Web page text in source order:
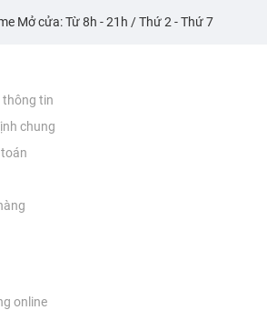
Mở cửa: Từ 8h - 21h / Thứ 2 - Thứ 7
thông tin
chung
online